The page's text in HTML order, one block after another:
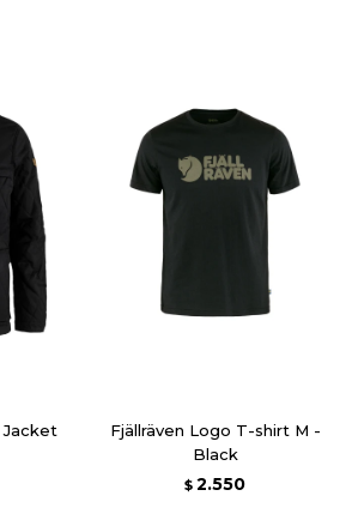
Fjällräven Logo T-shirt M -
Black
$ 2.550